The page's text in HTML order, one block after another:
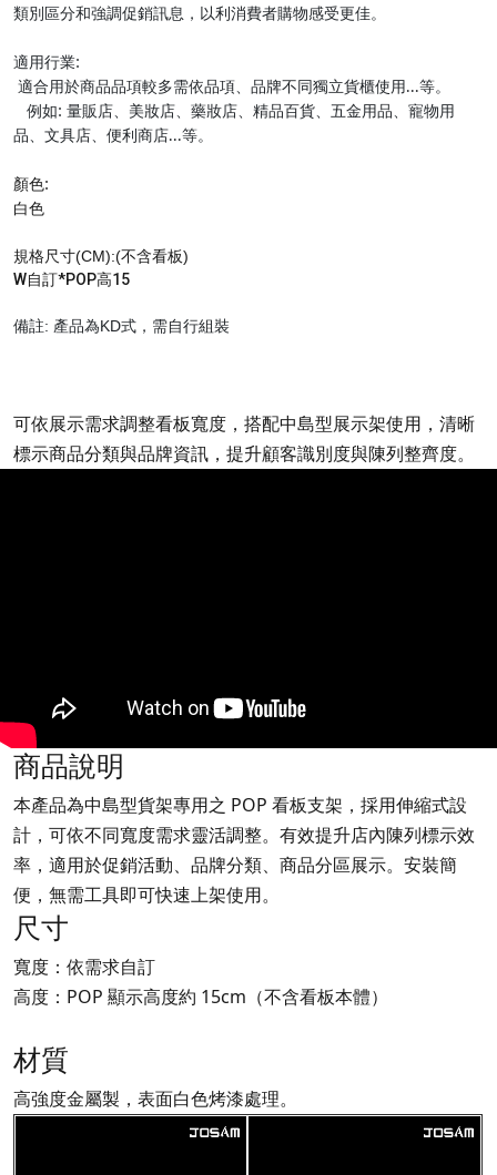
類別區分和強調促銷訊息，以利消費者購物感受更佳。
適用行業:
適合用於商品品項較多需依品項、品牌不同獨立貨櫃使用...等。
例如: 量販店、美妝店、藥妝店、精品百貨、五金用品、寵物用
品、文具店、便利商店...等。
顏色:
白色
規格尺寸(CM):(不含看板)
W自訂*POP高15
備註: 產品為KD式，需自行組裝
可依展示需求調整看板寬度，搭配中島型展示架使用，清晰
標示商品分類與品牌資訊，提升顧客識別度與陳列整齊度。
商品說明
本產品為中島型貨架專用之 POP 看板支架，採用伸縮式設
計，可依不同寬度需求靈活調整。有效提升店內陳列標示效
率，適用於促銷活動、品牌分類、商品分區展示。安裝簡
便，無需工具即可快速上架使用。
尺寸
寬度：依需求自訂
高度：POP 顯示高度約 15cm（不含看板本體）
材質
高強度金屬製，表面白色烤漆處理。